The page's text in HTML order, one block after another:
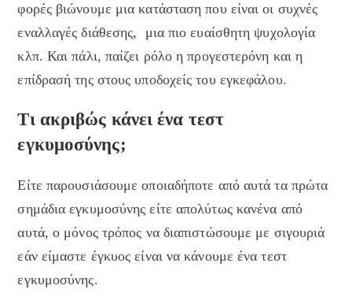
φορές βιώνουμε μια κατάσταση που είναι οι συχνές
εναλλαγές διάθεσης, μια πιο ευαίσθητη ψυχολογία
κλπ. Και πάλι, παίζει ρόλο η προγεστερόνη και η
επίδρασή της στους υποδοχείς του εγκεφάλου.
Τι ακριβώς κάνει ένα τεστ
εγκυμοσύνης;
Είτε παρουσιάσουμε οποιαδήποτε από αυτά τα πρώτα
σημάδια εγκυμοσύνης είτε απολύτως κανένα από
αυτά, ο μόνος τρόπος να διαπιστώσουμε με σιγουριά
εάν είμαστε έγκυος είναι να κάνουμε ένα τεστ
εγκυμοσύνης.